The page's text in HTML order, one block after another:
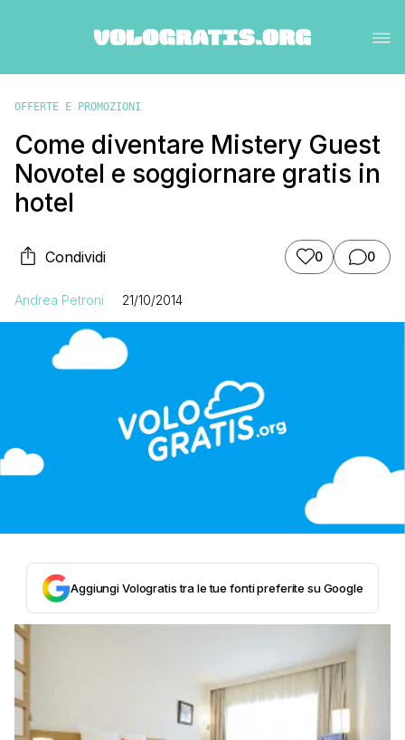
OFFERTE E PROMOZIONI
Come diventare Mistery Guest
Novotel e soggiornare gratis in
hotel
Condividi 0 0
Andrea Petroni 21/10/2014
Aggiungi Vologratis tra le tue fonti preferite su Google